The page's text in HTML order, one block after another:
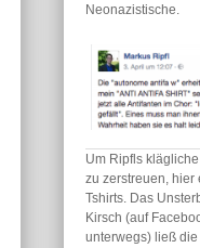
Neonazistische.
Um Ripfls
zu zerstreuen, hier
Tshirts. Das
Kirsch (auf
unterwegs) ließ